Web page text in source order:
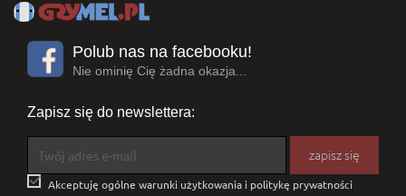
Polub nas na facebooku!
Nie ominię Cię żadna okazja...
Zapisz się do newslettera:
 Akceptuję ogólne warunki użytkowania i politykę prywatności